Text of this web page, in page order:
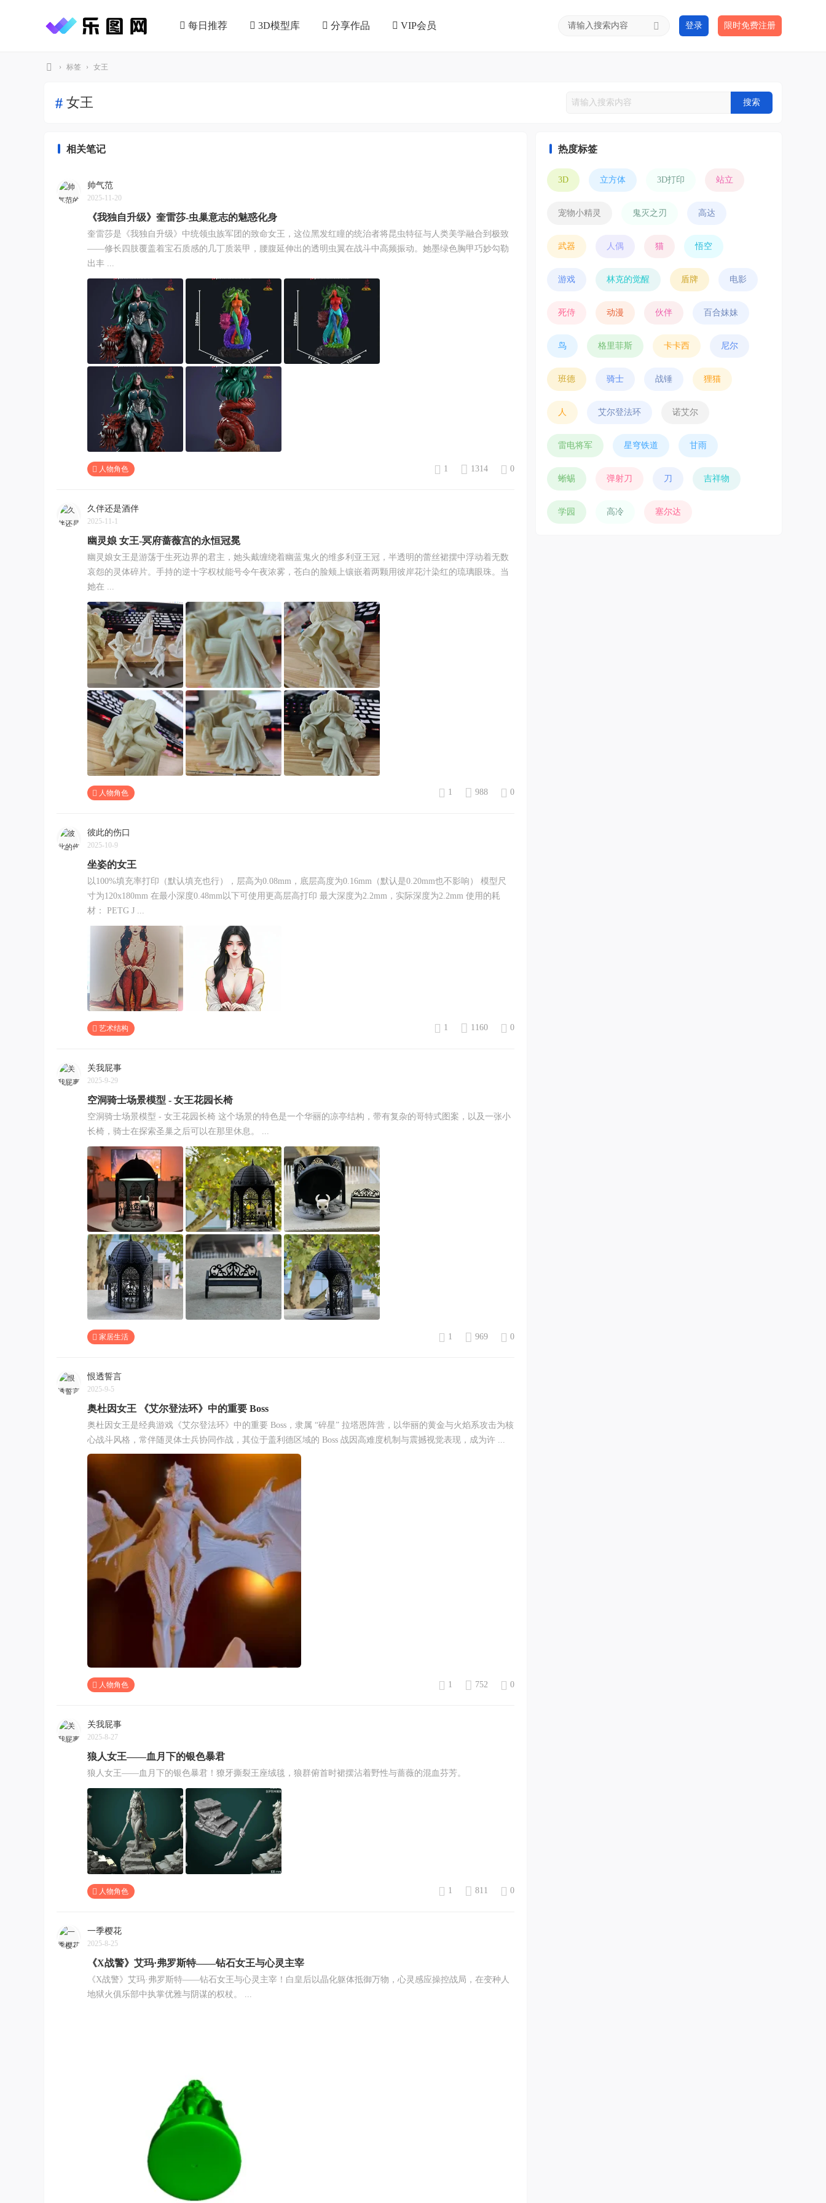
每日推荐 3D模型库 分享作品 VIP会员 登录 限时免费注册
› 标签 › 女王
# 女王 搜索
相关笔记
帅气范
2025-11-20
《我独自升级》奎雷莎-虫巢意志的魅惑化身
奎雷莎是《我独自升级》中统领虫族军团的致命女王，这位黑发红瞳的统治者将昆虫特征与人类美学融合到极致
——修长四肢覆盖着宝石质感的几丁质装甲，腰腹延伸出的透明虫翼在战斗中高频振动。她墨绿色胸甲巧妙勾勒
出丰 ...
人物角色 1 1314 0
久伴还是酒伴
2025-11-1
幽灵娘 女王-冥府蔷薇宫的永恒冠冕
幽灵娘女王是游荡于生死边界的君主，她头戴缠绕着幽蓝鬼火的维多利亚王冠，半透明的蕾丝裙摆中浮动着无数
哀怨的灵体碎片。手持的逆十字权杖能号令午夜浓雾，苍白的脸颊上镶嵌着两颗用彼岸花汁染红的琉璃眼珠。当
她在 ...
人物角色 1 988 0
彼此的伤口
2025-10-9
坐姿的女王
以100%填充率打印（默认填充也行），层高为0.08mm，底层高度为0.16mm（默认是0.20mm也不影响） 模型尺
寸为120x180mm 在最小深度0.48mm以下可使用更高层高打印 最大深度为2.2mm，实际深度为2.2mm 使用的耗
材： PETG J ...
艺术结构 1 1160 0
关我屁事
2025-9-29
空洞骑士场景模型 - 女王花园长椅
空洞骑士场景模型 - 女王花园长椅 这个场景的特色是一个华丽的凉亭结构，带有复杂的哥特式图案，以及一张小
长椅，骑士在探索圣巢之后可以在那里休息。 ...
家居生活 1 969 0
恨透誓言
2025-9-5
奥杜因女王 《艾尔登法环》中的重要 Boss
奥杜因女王是经典游戏《艾尔登法环》中的重要 Boss，隶属 “碎星” 拉塔恩阵营，以华丽的黄金与火焰系攻击为核
心战斗风格，常伴随灵体士兵协同作战，其位于盖利德区域的 Boss 战因高难度机制与震撼视觉表现，成为许 ...
人物角色 1 752 0
关我屁事
2025-8-27
狼人女王——血月下的银色暴君
狼人女王——血月下的银色暴君！獠牙撕裂王座绒毯，狼群俯首时裙摆沾着野性与蔷薇的混血芬芳。
人物角色 1 811 0
一季樱花
2025-8-25
《X战警》艾玛·弗罗斯特——钻石女王与心灵主宰
《X战警》艾玛·弗罗斯特——钻石女王与心灵主宰！白皇后以晶化躯体抵御万物，心灵感应操控战局，在变种人
地狱火俱乐部中执掌优雅与阴谋的权杖。 ...
热度标签
3D 立方体 3D打印 站立
宠物小精灵 鬼灭之刃 高达
武器 人偶 猫 悟空
游戏 林克的觉醒 盾牌 电影
死侍 动漫 伙伴 百合妹妹
鸟 格里菲斯 卡卡西 尼尔
班德 骑士 战锤 狸猫
人 艾尔登法环 诺艾尔
雷电将军 星穹铁道 甘雨
蜥蜴 弹射刀 刀 吉祥物
学园 高冷 塞尔达